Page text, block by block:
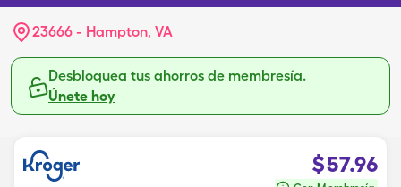
23666 - Hampton, VA
Desbloquea tus ahorros de membresía.
Únete hoy
$57.96